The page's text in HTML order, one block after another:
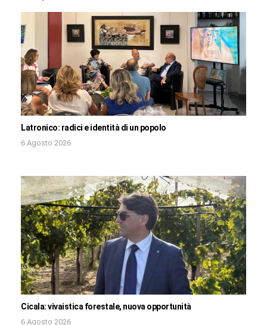
Latronico: radici e identità di un popolo
6 Agosto 2026
Cicala: vivaistica forestale, nuova opportunità
6 Agosto 2026